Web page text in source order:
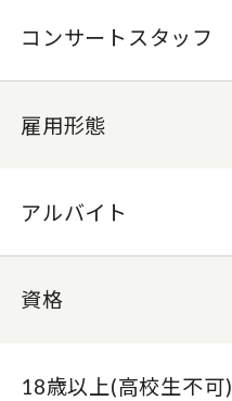
コンサートスタッフ
雇用形態
アルバイト
資格
18歳以上(高校生不可)